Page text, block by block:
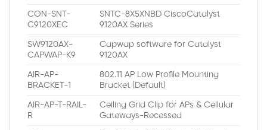
CON-SNT-
C9120XEC
SNTC-8X5XNBD CiscoCatalyst
9120AX Series
SW9120AX-
CAPWAP-K9
Capwap software for Catalyst
9120AX
AIR-AP-
BRACKET-1
802.11 AP Low Profile Mounting
Bracket (Default)
AIR-AP-T-RAIL-
R
Ceiling Grid Clip for APs & Cellular
Gateways-Recessed